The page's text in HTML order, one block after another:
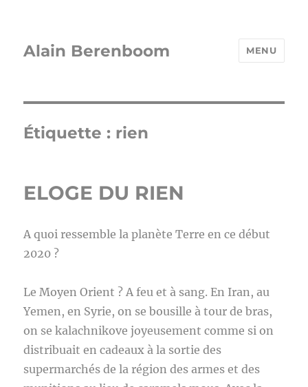
Alain Berenboom MENU
Étiquette : rien
ELOGE DU RIEN
A quoi ressemble la planète Terre en ce début
2020 ?
Le Moyen Orient ? A feu et à sang. En Iran, au
Yemen, en Syrie, on se bousille à tour de bras,
on se kalachnikove joyeusement comme si on
distribuait en cadeaux à la sortie des
supermarchés de la région des armes et des